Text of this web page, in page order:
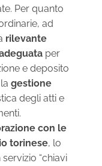
Per quanto
ad
rilevante
per
e deposito
gestione
degli atti e
con le
torinese, lo
“chiavi